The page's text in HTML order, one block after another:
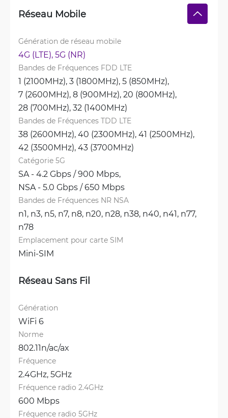
Réseau Mobile
Génération de réseau mobile
4G (LTE), 5G (NR)
Bandes de Fréquences FDD LTE
1 (2100MHz), 3 (1800MHz), 5 (850MHz),
7 (2600MHz), 8 (900MHz), 20 (800MHz),
28 (700MHz), 32 (1400MHz)
Bandes de Fréquences TDD LTE
38 (2600MHz), 40 (2300MHz), 41 (2500MHz),
42 (3500MHz), 43 (3700MHz)
Catégorie 5G
SA - 4.2 Gbps / 900 Mbps,
NSA - 5.0 Gbps / 650 Mbps
Bandes de Fréquences NR NSA
n1, n3, n5, n7, n8, n20, n28, n38, n40, n41, n77,
n78
Emplacement pour carte SIM
Mini-SIM
Réseau Sans Fil
Génération
WiFi 6
Norme
802.11n/ac/ax
Fréquence
2.4GHz, 5GHz
Fréquence radio 2.4GHz
600 Mbps
Fréquence radio 5GHz